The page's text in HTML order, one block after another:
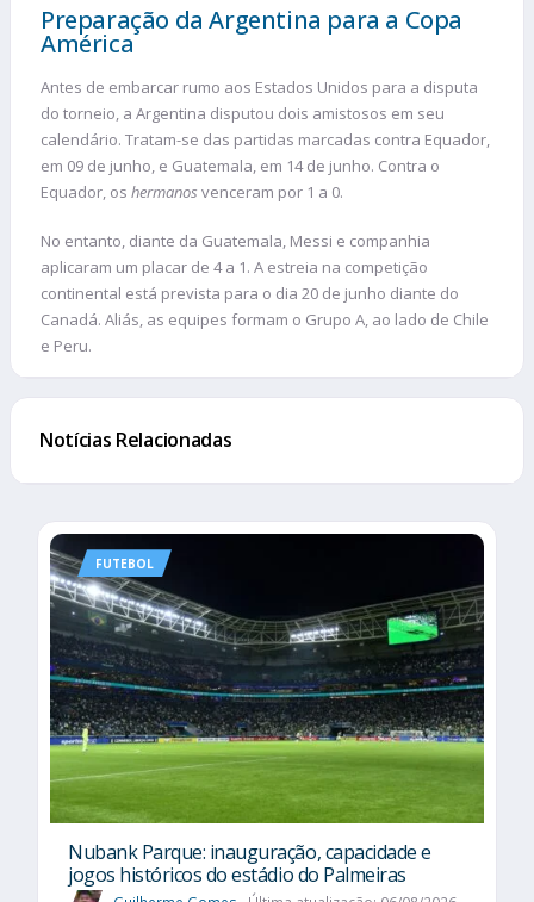
Preparação da Argentina para a Copa
América
Antes de embarcar rumo aos Estados Unidos para a disputa
do torneio, a Argentina disputou dois amistosos em seu
calendário. Tratam-se das partidas marcadas contra Equador,
em 09 de junho, e Guatemala, em 14 de junho. Contra o
Equador, os hermanos venceram por 1 a 0.
No entanto, diante da Guatemala, Messi e companhia
aplicaram um placar de 4 a 1. A estreia na competição
continental está prevista para o dia 20 de junho diante do
Canadá. Aliás, as equipes formam o Grupo A, ao lado de Chile
e Peru.
Notícias Relacionadas
FUTEBOL
Nubank Parque: inauguração, capacidade e
jogos históricos do estádio do Palmeiras